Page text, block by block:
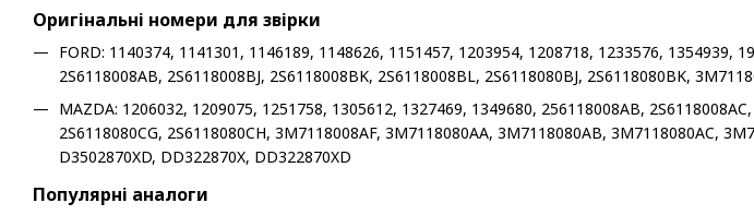
Оригінальні номери для звірки
FORD: 1140374, 1141301, 1146189, 1148626, 1151457, 1203954, 1208718, 1233576, 1354939,
2S6118008AB, 2S6118008BJ, 2S6118008BK, 2S6118008BL, 2S6118080BJ, 2S6118080BK,
MAZDA: 1206032, 1209075, 1251758, 1305612, 1327469, 1349680, 256118008AB,
2S6118080CG, 2S6118080CH, 3M7118008AF, 3M7118080AA, 3M7118080AB, 3M7118080AC,
D3502870XD, DD322870X, DD322870XD
Популярні аналоги